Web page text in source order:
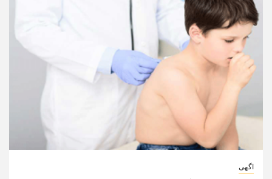
اگهی